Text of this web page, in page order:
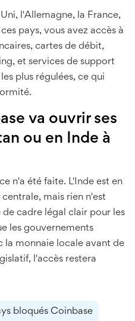
l'Allemagne, la France,
pays, vous avez accès à
cartes de débit,
et services de support
plus régulées, ce qui
va ouvrir ses
ou en Inde à
n'a été faite. L'Inde est en
mais rien n'est
cadre légal clair pour les
les gouvernements
la monnaie locale avant de
l'accès restera
bloqués Coinbase